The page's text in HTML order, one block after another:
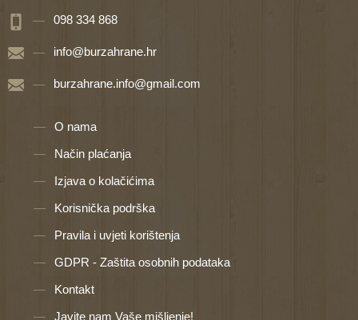
098 334 868
info@burzahrane.hr
burzahrane.info@gmail.com
O nama
Način plaćanja
Izjava o kolačićima
Korisnička podrška
Pravila i uvjeti korištenja
GDPR - Zaštita osobnih podataka
Kontakt
Javite nam Vaše mišljenje!